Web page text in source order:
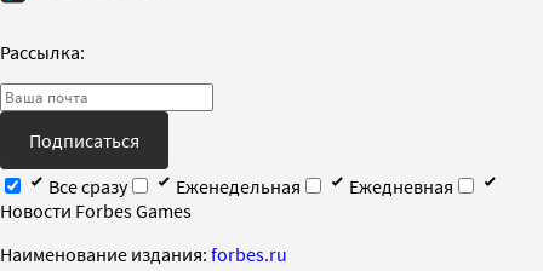
Рассылка:
Подписаться
Все сразу
Еженедельная
Ежедневная
Новости Forbes Games
Наименование издания: forbes.ru